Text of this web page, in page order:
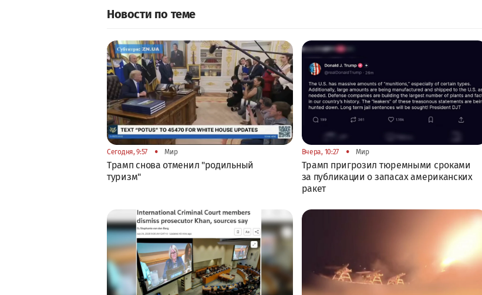
Новости по теме
Сегодня, 9:57 • Мир
Трамп снова отменил "родильный
туризм"
Вчера, 10:27 • Мир
Трамп пригрозил тюремными сроками
за публикации о запасах американских
ракет